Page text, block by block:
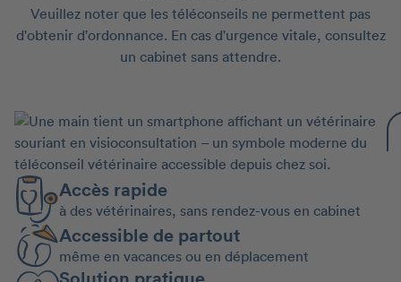
Veuillez noter que les téléconseils ne permettent pas
d'obtenir d'ordonnance. En cas d'urgence vitale, consultez
un cabinet sans attendre.
Accès rapide
à des vétérinaires, sans rendez-vous en cabinet
Accessible de partout
même en vacances ou en déplacement